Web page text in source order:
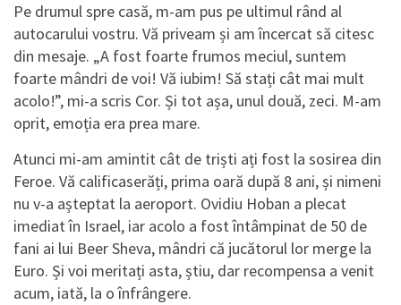
Pe drumul spre casă, m-am pus pe ultimul rând al
autocarului vostru. Vă priveam și am încercat să citesc
din mesaje. „A fost foarte frumos meciul, suntem
foarte mândri de voi! Vă iubim! Să stați cât mai mult
acolo!”, mi-a scris Cor. Și tot așa, unul două, zeci. M-am
oprit, emoția era prea mare.
Atunci mi-am amintit cât de triști ați fost la sosirea din
Feroe. Vă calificaserăți, prima oară după 8 ani, și nimeni
nu v-a așteptat la aeroport. Ovidiu Hoban a plecat
imediat în Israel, iar acolo a fost întâmpinat de 50 de
fani ai lui Beer Sheva, mândri că jucătorul lor merge la
Euro. Și voi meritați asta, știu, dar recompensa a venit
acum, iată, la o înfrângere.